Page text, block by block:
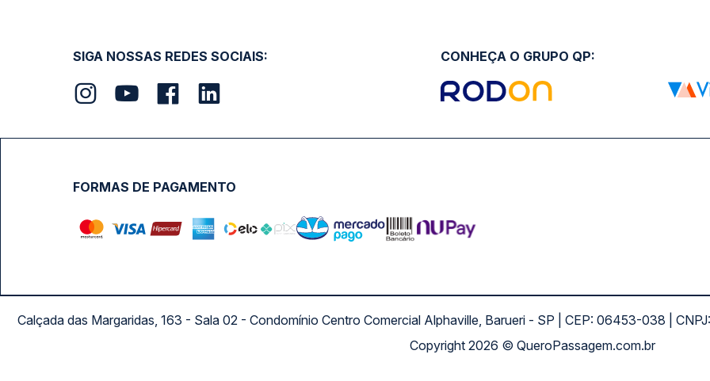
SIGA NOSSAS REDES SOCIAIS: CONHEÇA O GRUPO QP:
FORMAS DE PAGAMENTO
Calçada das Margaridas, 163 - Sala 02 - Condomínio Centro Comercial Alphaville, Barueri - SP | CEP: 06453-038 |
Copyright 2026 © QueroPassagem.com.br